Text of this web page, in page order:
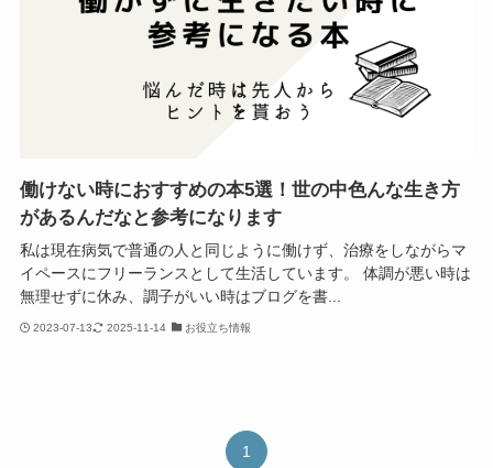
働けない時におすすめの本5選！世の中色んな生き方
があるんだなと参考になります
私は現在病気で普通の人と同じように働けず、治療をしながらマ
イペースにフリーランスとして生活しています。 体調が悪い時は
無理せずに休み、調子がいい時はブログを書...
2023-07-13 2025-11-14 お役立ち情報
1